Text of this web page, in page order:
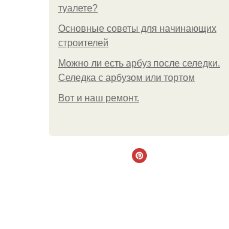
туалете?
Основные советы для начинающих
строителей
Можно ли есть арбуз после селедки.
Селедка с арбузом или тортом
Boт и наш ремoнт.